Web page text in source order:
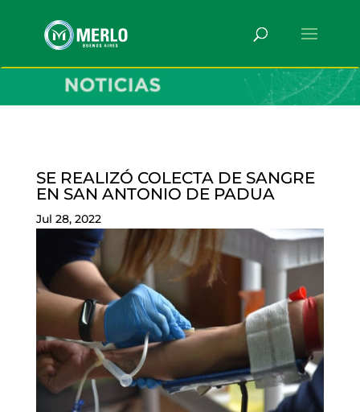
SE REALIZÓ COLECTA DE SANGRE
EN SAN ANTONIO DE PADUA
Jul 28, 2022